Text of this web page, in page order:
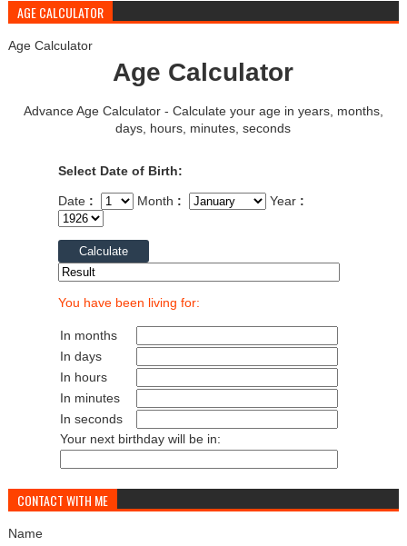
AGE CALCULATOR
Age Calculator
Age Calculator
Advance Age Calculator - Calculate your age in years, months,
days, hours, minutes, seconds
Select Date of Birth:
Date : Month : Year :
You have been living for:
In months
In days
In hours
In minutes
In seconds
Your next birthday will be in:
CONTACT WITH ME
Name